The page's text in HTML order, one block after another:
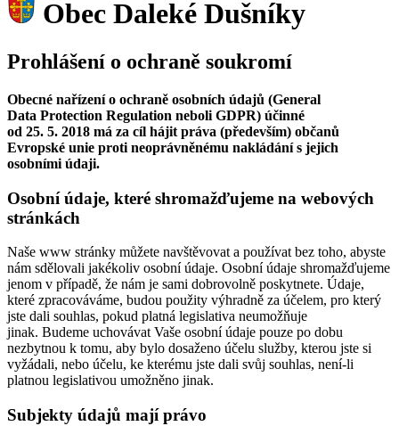
Obec Daleké Dušníky
Prohlášení o ochraně soukromí
Obecné nařízení o ochraně osobních údajů (General
Data Protection Regulation neboli GDPR) účinné
od 25. 5. 2018 má za cíl hájit práva (především) občanů
Evropské unie proti neoprávněnému nakládání s jejich
osobními údaji.
Osobní údaje, které shromažďujeme na webových
stránkách
Naše www stránky můžete navštěvovat a používat bez toho, abyste
nám sdělovali jakékoliv osobní údaje. Osobní údaje shromažďujeme
jenom v případě, že nám je sami dobrovolně poskytnete. Údaje,
které zpracováváme, budou použity výhradně za účelem, pro který
jste dali souhlas, pokud platná legislativa neumožňuje
jinak. Budeme uchovávat Vaše osobní údaje pouze po dobu
nezbytnou k tomu, aby bylo dosaženo účelu služby, kterou jste si
vyžádali, nebo účelu, ke kterému jste dali svůj souhlas, není-li
platnou legislativou umožněno jinak.
Subjekty údajů mají právo